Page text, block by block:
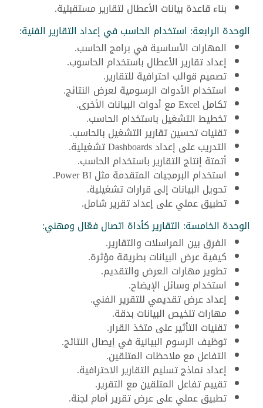
بناء قاعدة بيانات الأعطال لتقارير مستقبلية.
الوحدة الرابعة: استخدام الحاسب في إعداد التقارير الفنية:
المهارات الأساسية في برامج الحاسب.
إعداد تقارير الأعطال باستخدام الحاسوب.
تصميم قوالب احترافية للتقارير.
استخدام الأدوات الرسومية لعرض النتائج.
تكامل Excel مع أدوات البيانات الأخرى.
تخطيط التشغيل باستخدام الحاسب.
تقنيات تحسين تقارير التشغيل بالحاسب.
التدريب على إعداد Dashboards تشغيلية.
أتمتة إنتاج التقارير باستخدام الحاسب.
استخدام البرمجيات المتقدمة مثل Power BI.
تحويل البيانات إلى قرارات تشغيلية.
تطبيق عملي على إعداد تقرير شامل.
الوحدة الخامسة: التقارير كأداة اتصال فعّال ومهني:
الفرق بين المراسلات والتقارير.
كيفية عرض البيانات بطريقة مؤثرة.
تطوير مهارات العرض والتقديم.
استخدام وسائل الإيضاح.
إعداد عرض تقديمي للتقرير الفني.
مهارات تلخيص البيانات بدقة.
تقنيات التأثير على متخذ القرار.
توظيف الرسوم البيانية في إيصال النتائج.
التفاعل مع ملاحظات المتلقين.
إعداد نماذج تسليم التقارير الاحترافية.
تقييم تفاعل المتلقين مع التقرير.
تطبيق عملي على عرض تقرير أمام لجنة.